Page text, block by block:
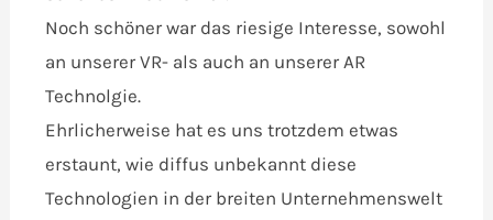
Noch schöner war das riesige Interesse, sowohl
an unserer VR- als auch an unserer AR
Technolgie.
Ehrlicherweise hat es uns trotzdem etwas
erstaunt, wie diffus unbekannt diese
Technologien in der breiten Unternehmenswelt